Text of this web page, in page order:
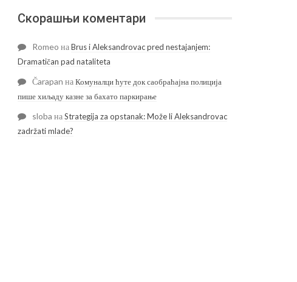
Скорашњи коментари
Romeo наBrus i Aleksandrovac pred nestajanjem:
Dramatičan pad nataliteta
Čarapan наКомуналци ћуте док саобраћајна полиција
пише хиљаду казне за бахато паркирање
sloba наStrategija za opstanak: Može li Aleksandrovac
zadržati mlade?